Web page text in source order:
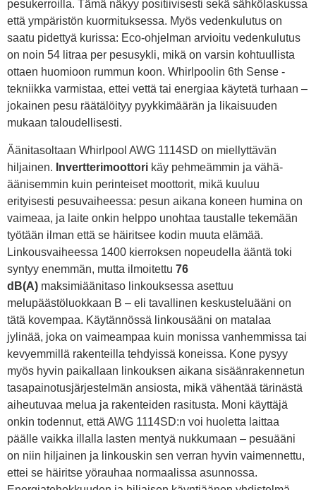
pesukerroilla. Tämä näkyy positiivisesti sekä sähkölaskussa
että ympäristön kuormituksessa. Myös vedenkulutus on
saatu pidettyä kurissa: Eco-ohjelman arvioitu vedenkulutus
on noin 54 litraa per pesusykli, mikä on varsin kohtuullista
ottaen huomioon rummun koon. Whirlpoolin 6th Sense -
tekniikka varmistaa, ettei vettä tai energiaa käytetä turhaan –
jokainen pesu räätälöityy pyykkimäärän ja likaisuuden
mukaan taloudellisesti.
Äänitasoltaan Whirlpool AWG 1114SD on miellyttävän
hiljainen. Invertterimoottori käy pehmeämmin ja vähä-
äänisemmin kuin perinteiset moottorit, mikä kuuluu
erityisesti pesuvaiheessa: pesun aikana koneen humina on
vaimeaa, ja laite onkin helppo unohtaa taustalle tekemään
työtään ilman että se häiritsee kodin muuta elämää.
Linkousvaiheessa 1400 kierroksen nopeudella ääntä toki
syntyy enemmän, mutta ilmoitettu 76
dB(A) maksimiäänitaso linkouksessa asettuu
melupäästöluokkaan B – eli tavallinen keskusteluääni on
tätä kovempaa. Käytännössä linkousääni on matalaa
jylinää, joka on vaimeampaa kuin monissa vanhemmissa tai
kevyemmillä rakenteilla tehdyissä koneissa. Kone pysyy
myös hyvin paikallaan linkouksen aikana sisäänrakennetun
tasapainotusjärjestelmän ansiosta, mikä vähentää tärinästä
aiheutuvaa melua ja rakenteiden rasitusta. Moni käyttäjä
onkin todennut, että AWG 1114SD:n voi huoletta laittaa
päälle vaikka illalla lasten mentyä nukkumaan – pesuääni
on niin hiljainen ja linkouskin sen verran hyvin vaimennettu,
ettei se häiritse yörauhaa normaalissa asunnossa.